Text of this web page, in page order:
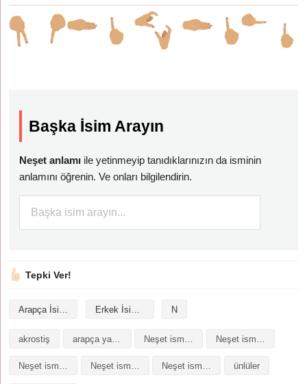
Başka İsim Arayın
Neşet anlamı ile yetinmeyip tanıdıklarınızın da isminin
anlamını öğrenin. Ve onları bilgilendirin.
Tepki Ver!
Arapça İsimler Erkek İsimleri N
akrostiş arapça yazılışı
Neşet isminin baş harfleriyle şiir Neşet isminin kökeni Neşet isminin numerolojisi ünlüler